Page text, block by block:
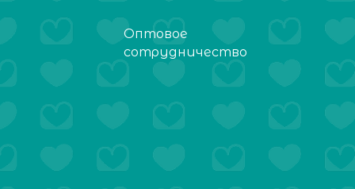
Оптовое
сотрудничество